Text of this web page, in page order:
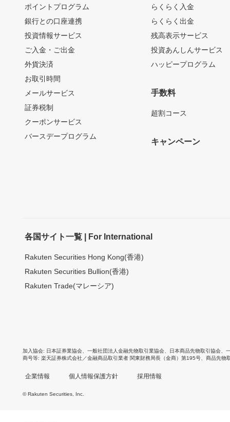
ポイントプログラム
銀行との口座連携
投資情報サービス
ご入金・ご出金
外貨決済
お取引時間
メールサービス
証券税制
クーポンサービス
バースデープログラム
らくらく入金
らくらく出金
残高表示サービス
投資あんしんサービス
ハッピープログラム
手数料
超割コース
キャンペーン
各国サイト一覧 | For International
Rakuten Securities Hong Kong(香港)
Rakuten Securities Bullion(香港)
Rakuten Trade(マレーシア)
加入協会 日本証券業協会 一般社団法人金融先物取引業協会 日本商品先物取引協会
商号等 楽天証券株式会社／金融商品取引業者 関東財務局長（金商）第195号、商品先物
企業情報 個人情報保護方針 採用情報
© Rakuten Securities, Inc.